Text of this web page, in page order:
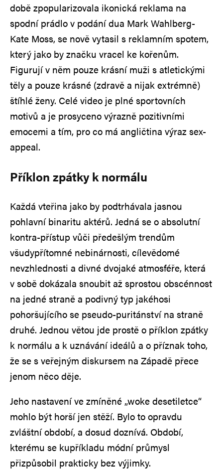
době zpopularizovala ikonická reklama na
spodní prádlo v podání dua Mark Wahlberg-
Kate Moss, se nově vytasil s reklamním spotem,
který jako by značku vracel ke kořenům.
Figurují v něm pouze krásní muži s atletickými
těly a pouze krásné (zdravě a nijak extrémně)
štíhlé ženy. Celé video je plné sportovních
motivů a je prosyceno výrazně pozitivními
emocemi a tím, pro co má angličtina výraz sex-
appeal.
Příklon zpátky k normálu
Každá vteřina jako by podtrhávala jasnou
pohlavní binaritu aktérů. Jedná se o absolutní
kontra-přístup vůči předešlým trendům
všudypřítomné nebinárnosti, cílevědomé
nevzhlednosti a divné dvojaké atmosféře, která
v sobě dokázala snoubit až sprostou obscénnost
na jedné straně a podivný typ jakéhosi
pohoršujícího se pseudo-puritánství na straně
druhé. Jednou větou jde prostě o příklon zpátky
k normálu a k uznávání ideálů a o příznak toho,
že se s veřejným diskursem na Západě přece
jenom něco děje.
Jeho nastavení ve zmíněné „woke desetiletce“
mohlo být horší jen stěží. Bylo to opravdu
zvláštní období, a dosud doznívá. Období,
kterému se kupříkladu módní průmysl
přizpůsobil prakticky bez výjimky.